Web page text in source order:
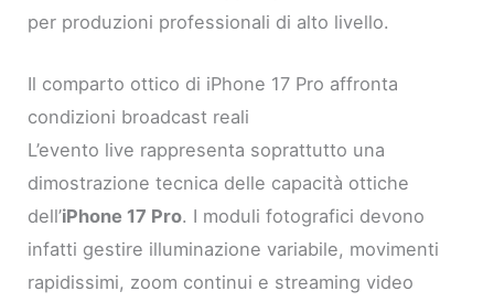
per produzioni professionali di alto livello.
Il comparto ottico di iPhone 17 Pro affronta
condizioni broadcast reali
L’evento live rappresenta soprattutto una
dimostrazione tecnica delle capacità ottiche
dell’iPhone 17 Pro. I moduli fotografici devono
infatti gestire illuminazione variabile, movimenti
rapidissimi, zoom continui e streaming video